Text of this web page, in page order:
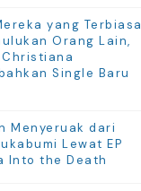
yang Terbiasa
Orang Lain,
Single Baru
Menyeruak dari
Lewat EP
Into the Death